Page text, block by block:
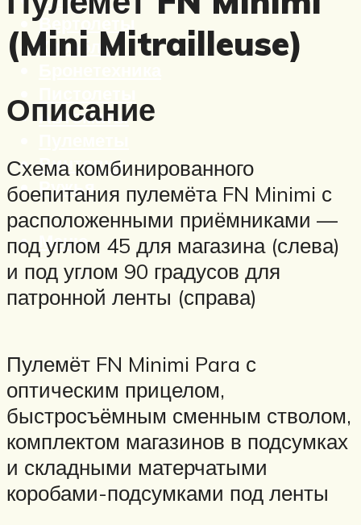
Вертолеты
Корабли
Автоматы
Винтовки
Ружья
Меню
(Mini Mitrailleuse)
Описание
Схема комбинированного
боепитания пулемёта FN Minimi с
расположенными приёмниками —
под углом 45 для магазина (слева)
и под углом 90 градусов для
патронной ленты (справа)
Пулемёт FN Minimi Para с
оптическим прицелом,
быстросъёмным сменным стволом,
комплектом магазинов в подсумках
и складными матерчатыми
коробами-подсумками под ленты